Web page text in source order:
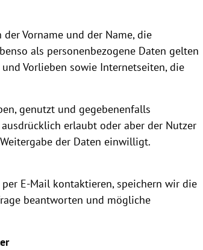
Vorname und der Name, die
als personenbezogene Daten gelten
Vorlieben sowie Internetseiten, die
genutzt und gegebenenfalls
erlaubt oder aber der Nutzer
der Daten einwilligt.
E-Mail kontaktieren, speichern wir die
beantworten und mögliche